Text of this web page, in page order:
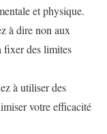
et physique.
à dire non aux
fixer des limites
à utiliser des
votre efficacité